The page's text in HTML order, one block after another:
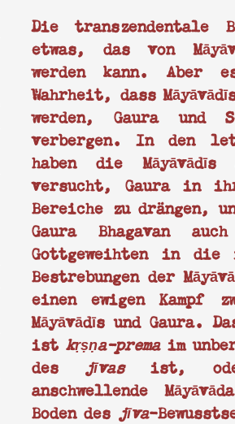
Die transzendentale
etwas, das von
werden kann. Aber
Wahrheit, dass
werden, Gaura und
verbergen. In den
haben die
versucht, Gaura in
Bereiche zu drängen,
Gaura Bhagavan
Gottgeweihten in
Bestrebungen der
einen ewigen Kampf
Māyāvādīs und Gaura.
ist kṛṣṇa-premaim
des jīvas ist,
anschwellende
Boden des jīva-